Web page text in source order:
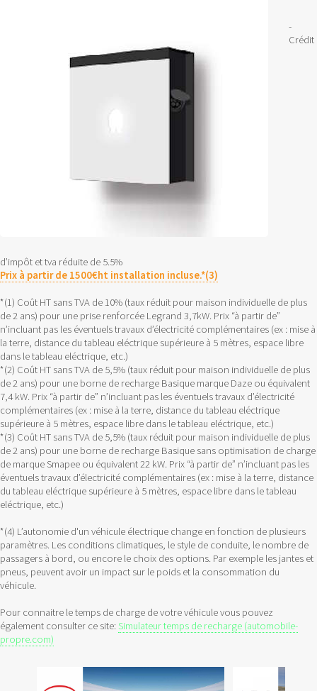
-
Crédit
d’impôt et tva réduite de 5.5%
Prix à partir de 1500€ht installation incluse.*(3)
*(1) Coût HT sans TVA de 10% (taux réduit pour maison individuelle de plus
de 2 ans) pour une prise renforcée Legrand 3,7kW. Prix “à partir de”
n’incluant pas les éventuels travaux d’électricité complémentaires (ex : mise à
la terre, distance du tableau eléctrique supérieure à 5 mètres, espace libre
dans le tableau eléctrique, etc.)
*(2) Coût HT sans TVA de 5,5% (taux réduit pour maison individuelle de plus
de 2 ans) pour une borne de recharge Basique marque Daze ou équivalent
7,4 kW. Prix “à partir de” n’incluant pas les éventuels travaux d’électricité
complémentaires (ex : mise à la terre, distance du tableau eléctrique
supérieure à 5 mètres, espace libre dans le tableau eléctrique, etc.)
*(3) Coût HT sans TVA de 5,5% (taux réduit pour maison individuelle de plus
de 2 ans) pour une borne de recharge Basique sans optimisation de charge
de marque Smapee ou équivalent 22 kW. Prix “à partir de” n’incluant pas les
éventuels travaux d’électricité complémentaires (ex : mise à la terre, distance
du tableau eléctrique supérieure à 5 mètres, espace libre dans le tableau
eléctrique, etc.)
*(4) L’autonomie d'un véhicule électrique change en fonction de plusieurs
paramètres. Les conditions climatiques, le style de conduite, le nombre de
passagers à bord, ou encore le choix des options. Par exemple les jantes et
pneus, peuvent avoir un impact sur le poids et la consommation du
véhicule.
Pour connaitre le temps de charge de votre véhicule vous pouvez
également consulter ce site: Simulateur temps de recharge (automobile-
propre.com)